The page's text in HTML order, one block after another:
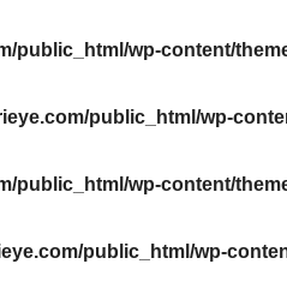
public_html/wp-content/
public_html/wp-
public_html/wp-content/
public_html/wp-